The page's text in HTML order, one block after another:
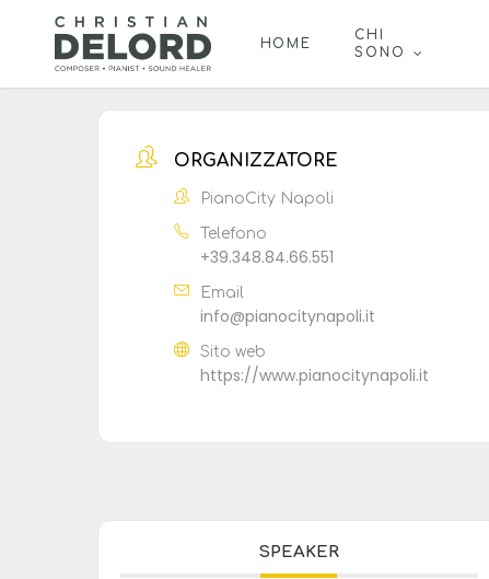
content
HOME
CHI
SONO
ORGANIZZATORE
PianoCity Napoli
Telefono
+39.348.84.66.551
Email
info@pianocitynapoli.it
Sito web
https://www.pianocitynapoli.it
SPEAKER